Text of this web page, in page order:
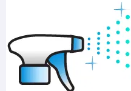
ขายแล้ว 294 ชิ้น
289
ราคาสุดท้าย* ฿ 280.33